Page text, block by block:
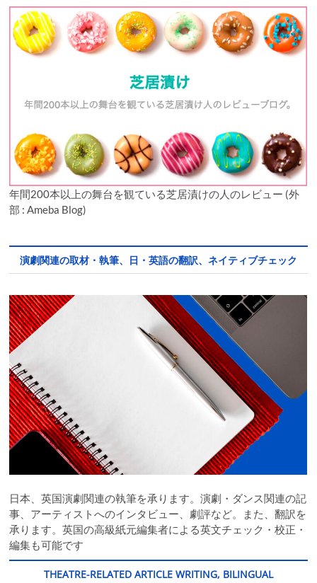
年間200本以上の舞台を観ている芝居漬けの人のレビュー (外
部 : Ameba Blog)
演劇関連の取材・執筆、日・英語の翻訳、ネイティブチェック
日本、英国演劇関連の執筆を承ります。演劇・ダンス関連の記
事、アーティストへのインタビュー、劇評など。また、翻訳を
承ります。英国の高級紙元編集者による英文チェック・校正・
編集も可能です
THEATRE-RELATED ARTICLE WRITING, BILINGUAL